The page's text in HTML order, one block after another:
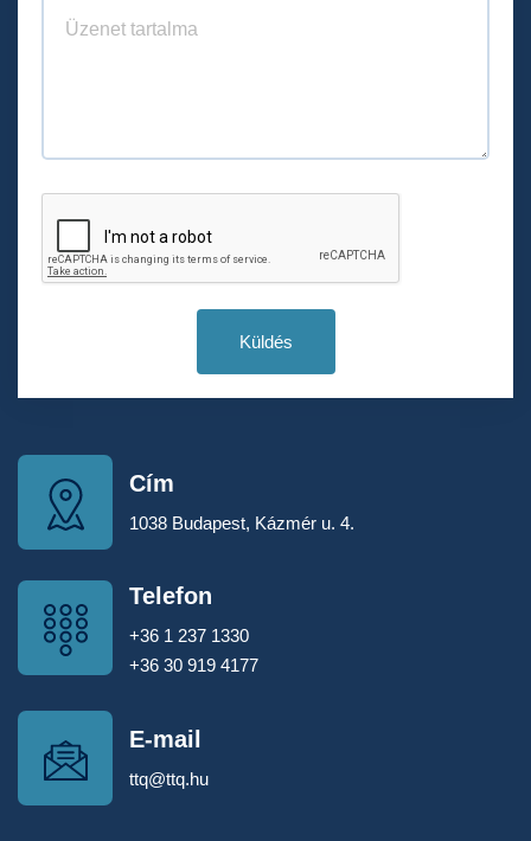
Küldés
Cím
1038 Budapest, Kázmér u. 4.
Telefon
+36 1 237 1330
+36 30 919 4177
E-mail
ttq@ttq.hu